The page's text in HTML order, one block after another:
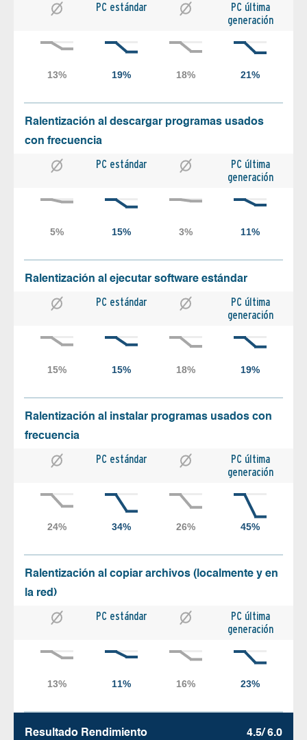
PC estándar
PC última
generación
Ralentización al descargar programas usados
con frecuencia
PC estándar
PC última
generación
Ralentización al ejecutar software estándar
PC estándar
PC última
generación
Ralentización al instalar programas usados con
frecuencia
PC estándar
PC última
generación
Ralentización al copiar archivos (localmente y en
la red)
PC estándar
PC última
generación
Resultado Rendimiento 4.5/ 6.0